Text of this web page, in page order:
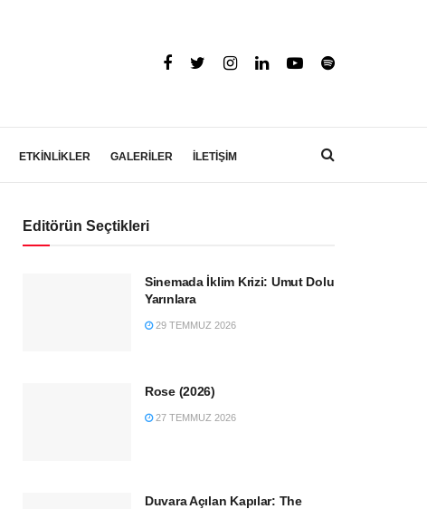
ETKİNLİKLER GALERİLER İLETİŞİM
Editörün Seçtikleri
Sinemada İklim Krizi: Umut Dolu
Yarınlara
29 TEMMUZ 2026
Rose (2026)
27 TEMMUZ 2026
Duvara Açılan Kapılar: The